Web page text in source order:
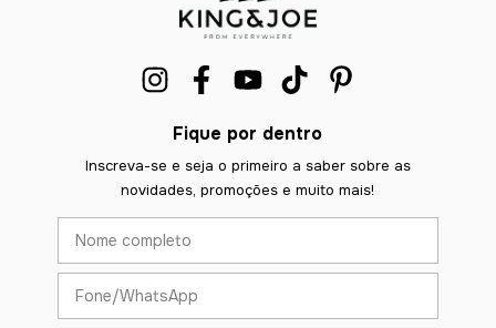
Fique por dentro
Inscreva-se e seja o primeiro a saber sobre as
novidades, promoções e muito mais!